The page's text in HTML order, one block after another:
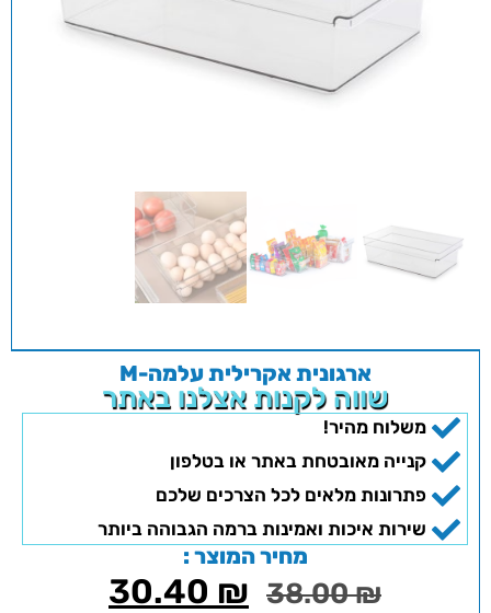
ארגונית אקרילית עלמה-M
שווה לקנות אצלנו באתר
משלוח מהיר!
קנייה מאובטחת באתר או בטלפון
פתרונות מלאים לכל הצרכים שלכם
שירות איכות ואמינות ברמה הגבוהה ביותר
מחיר המוצר :
38.00₪
30.40 ₪